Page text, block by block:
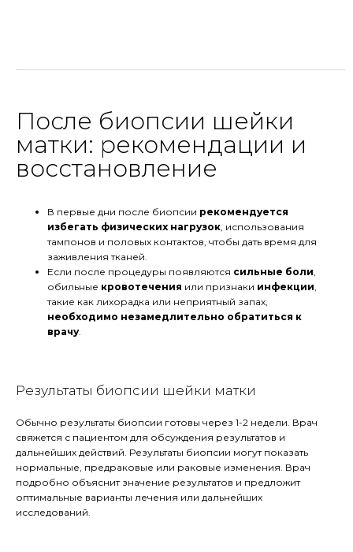
После биопсии шейки
матки: рекомендации и
восстановление
В первые дни после биопсии рекомендуется
избегать физических нагрузок, использования
тампонов и половых контактов, чтобы дать время для
заживления тканей.
Если после процедуры появляются сильные боли,
обильные кровотечения или признаки инфекции,
такие как лихорадка или неприятный запах,
необходимо незамедлительно обратиться к
врачу.
Результаты биопсии шейки матки
Обычно результаты биопсии готовы через 1-2 недели. Врач
свяжется с пациентом для обсуждения результатов и
дальнейших действий. Результаты биопсии могут показать
нормальные, предраковые или раковые изменения. Врач
подробно объяснит значение результатов и предложит
оптимальные варианты лечения или дальнейших
исследований.